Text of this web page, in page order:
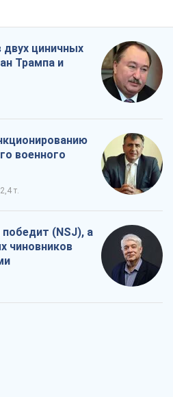
двух циничных
Трампа и
военного
2,4 т.
(NSJ), а
чиновников